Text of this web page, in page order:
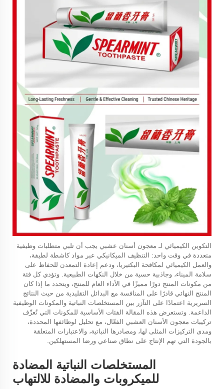
التكوين الكيميائي لـ معجون أسنان عشبي يجب أن تلبي متطلبات وظيفية
متعددة في وقت واحد: التنظيف الميكانيكي عبر مواد كاشطة لطيفة،
والعمل الكيميائي لمكافحة البكتيريا، ودعم إعادة التمعدن للحفاظ على
سلامة الميناء، وجاذبية حسية من خلال النكهات الطبيعية. وتؤدي كل فئة
من مكونات المنتج دورًا مميزًا في الأداء العام للمنتج، ويتحدد ما إذا كان
المنتج النهائي قادرًا على المنافسة مع البدائل التقليدية من حيث النتائج
السريرية اعتمادًا على التآزر بين المستخلصات النباتية والمكونات الوظيفية
الداعمة. وتستعرض هذه المقالة الفئات الأساسية للمكونات التي تُعرِّف
تركيبات معجون الأسنان العشبي الفعّال، مع تحليل لوظائفها المحددة،
ومدى التركيزات المثلى لها، ومصادرها النباتية، والاعتبارات المتعلقة
بالجودة التي تهم الإنتاج على نطاق صناعي ورضا المستهلكين.
المستخلصات النباتية المضادة
للميكروبات والمضادة للالتهاب